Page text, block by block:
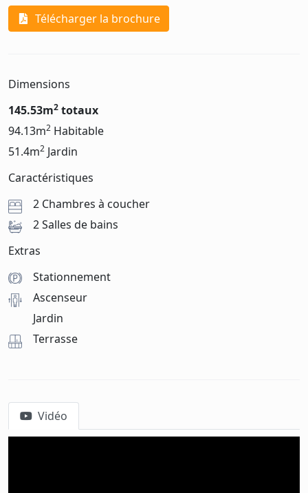
Télécharger la brochure
Dimensions
145.53m2 totaux
94.13m2 Habitable
51.4m2 Jardin
Caractéristiques
2 Chambres à coucher
2 Salles de bains
Extras
Stationnement
Ascenseur
Jardin
Terrasse
Vidéo